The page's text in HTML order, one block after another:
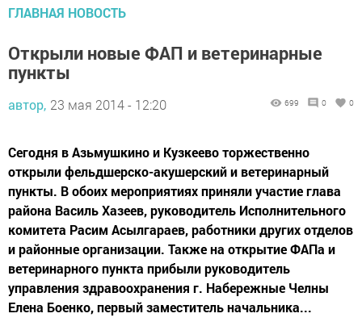
ГЛАВНАЯ НОВОСТЬ
Открыли новые ФАП и ветеринарные
пункты
автор, 23 мая 2014 - 12:20 699 0 0
Сегодня в Азьмушкино и Кузкеево торжественно
открыли фельдшерско-акушерский и ветеринарный
пункты. В обоих мероприятиях приняли участие глава
района Василь Хазеев, руководитель Исполнительного
комитета Расим Асылгараев, работники других отделов
и районные организации. Также на открытие ФАПа и
ветеринарного пункта прибыли руководитель
управления здравоохранения г. Набережные Челны
Елена Боенко, первый заместитель начальника...